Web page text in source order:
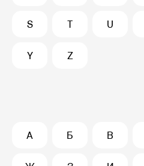
S T U
Y Z
А Б В